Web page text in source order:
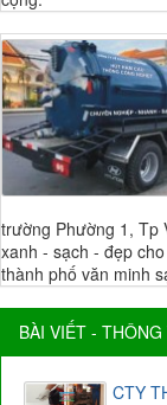
trường Phường 1, Tp
xanh - sạch - đẹp
thành phố văn minh
BÀI VIẾT -
CTY